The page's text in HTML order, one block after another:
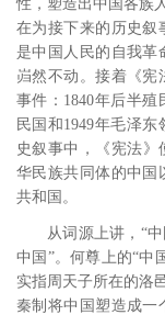
性，塑造出中国各族
在为接下来的历史叙
是中国人民的自我革
岿然不动。接着《宪
事件： 1840年后半殖
民国和 1949年毛泽东
史叙事中，《宪法
华民族共同体的中国
共和国。
从词源上讲，“
中国”。何尊上的“中
实指周天子所在的洛邑
秦制将中国塑造成一